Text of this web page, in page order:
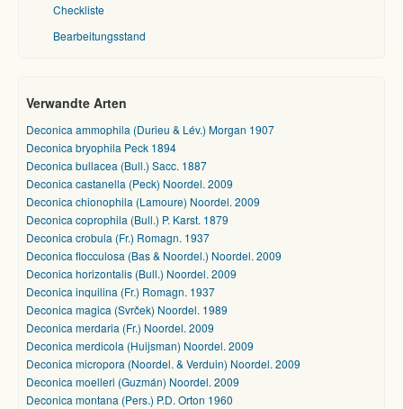
Checkliste
Bearbeitungsstand
Verwandte Arten
Deconica ammophila (Durieu & Lév.) Morgan 1907
Deconica bryophila Peck 1894
Deconica bullacea (Bull.) Sacc. 1887
Deconica castanella (Peck) Noordel. 2009
Deconica chionophila (Lamoure) Noordel. 2009
Deconica coprophila (Bull.) P. Karst. 1879
Deconica crobula (Fr.) Romagn. 1937
Deconica flocculosa (Bas & Noordel.) Noordel. 2009
Deconica horizontalis (Bull.) Noordel. 2009
Deconica inquilina (Fr.) Romagn. 1937
Deconica magica (Svrček) Noordel. 1989
Deconica merdaria (Fr.) Noordel. 2009
Deconica merdicola (Huijsman) Noordel. 2009
Deconica micropora (Noordel. & Verduin) Noordel. 2009
Deconica moelleri (Guzmán) Noordel. 2009
Deconica montana (Pers.) P.D. Orton 1960